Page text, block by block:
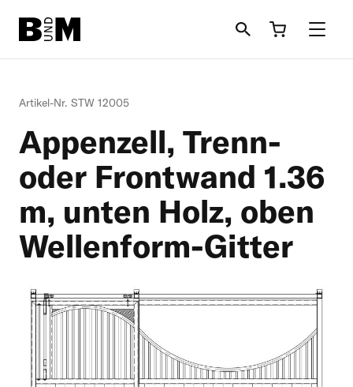
Inhalt
Rind
Pferd
Einstreu
Schafe + Ziegen
Artikel-Nr. STW 12005
Appenzell, Trenn-
oder Frontwand 1.36
m, unten Holz, oben
Wellenform-Gitter